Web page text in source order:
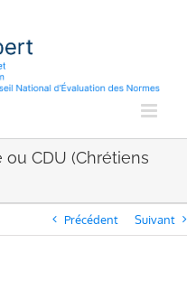
CDU (Chrétiens
Précédent Suivant